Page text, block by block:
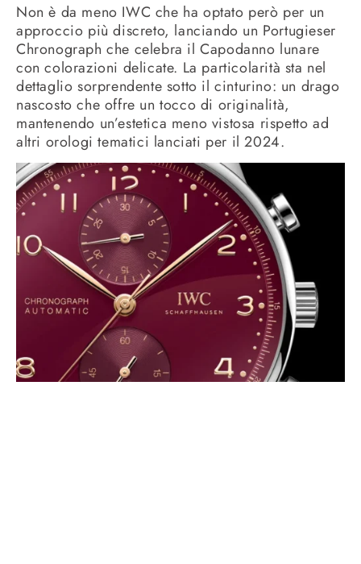
Non è da meno IWC che ha optato però per un
approccio più discreto, lanciando un Portugieser
Chronograph che celebra il Capodanno lunare
con colorazioni delicate. La particolarità sta nel
dettaglio sorprendente sotto il cinturino: un drago
nascosto che offre un tocco di originalità,
mantenendo un’estetica meno vistosa rispetto ad
altri orologi tematici lanciati per il 2024.